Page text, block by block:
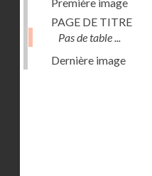
PAGE DE TITRE
Pas de table ...
Dernière image